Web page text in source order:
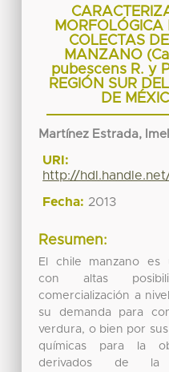
MORFOLÓGICA
COLECTAS
MANZANO
pubescens R. y
REGIÓN SUR
DE
Martínez Estrada,
URI:
http://
Fecha: 2013
Resumen:
El chile manzano es
con altas
comercialización a
su demanda para
verdura, o bien por
químicas para la
derivados de la